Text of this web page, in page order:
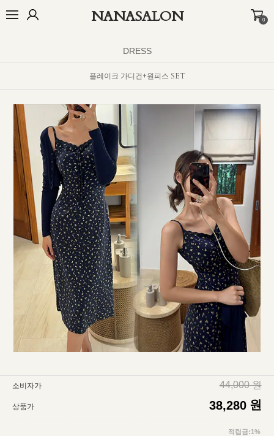
NANASALON 0
DRESS
플레이크 가디건+원피스 SET
소비자가 44,000 원
상품가 38,280 원
적립금:1%